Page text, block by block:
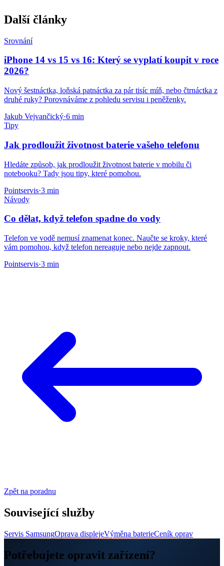
Další články
Srovnání
iPhone 14 vs 15 vs 16: Který se vyplatí koupit v roce
2026?
Nový šestnáctka, loňská patnáctka za pár tisíc míň, nebo čtrnáctka z
druhé ruky? Porovnáváme z pohledu servisu i peněženky.
Jakub Vejvančický·6 min
Tipy
Jak prodloužit životnost baterie vašeho telefonu
Hledáte způsob, jak prodloužit životnost baterie v mobilu či
notebooku? Tady jsou tipy, které pomohou.
Pointservis·3 min
Návody
Co dělat, když telefon spadne do vody
Telefon ve vodě nemusí znamenat konec. Naučte se kroky, které
vám pomohou, když telefon nereaguje nebo nejde zapnout.
Pointservis·3 min
Zpět na poradnu
Související služby
Servis SamsungOprava displejeVýměna baterieCeník oprav
Potřebujete opravit zařízení?